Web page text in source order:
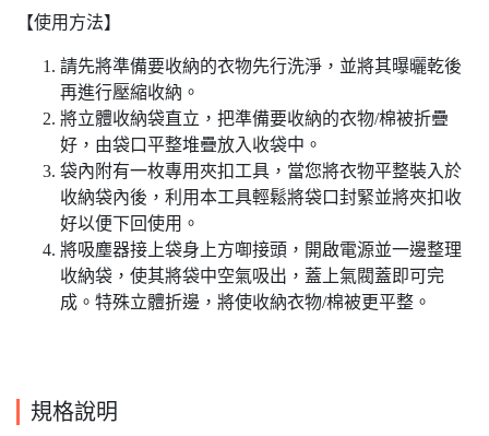
【使用方法】
請先將準備要收納的衣物先行洗淨，並將其曝曬乾後
再進行壓縮收納。
將立體收納袋直立，把準備要收納的衣物/棉被折疊
好，由袋口平整堆疊放入收袋中。
袋內附有一枚專用夾扣工具，當您將衣物平整裝入於
收納袋內後，利用本工具輕鬆將袋口封緊並將夾扣收
好以便下回使用。
將吸塵器接上袋身上方啣接頭，開啟電源並一邊整理
收納袋，使其將袋中空氣吸出，蓋上氣閥蓋即可完
成。特殊立體折邊，將使收納衣物/棉被更平整。
規格說明